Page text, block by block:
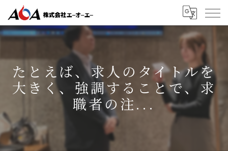
たとえば、求人のタイトルを
大きく、強調することで、求
職者の注...